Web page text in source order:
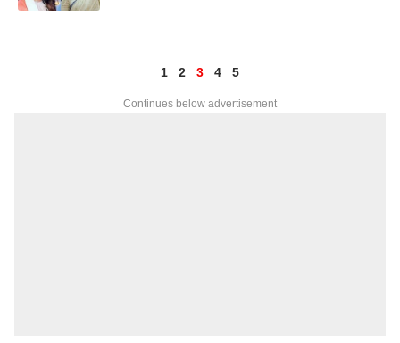
1 2 3 4 5
Continues below advertisement